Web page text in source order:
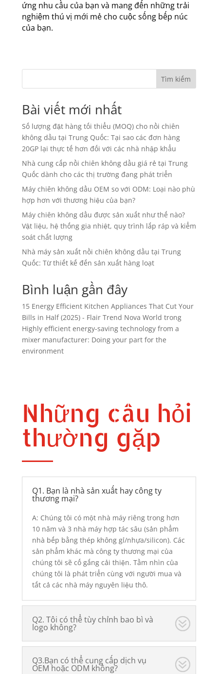
ứng nhu cầu của bạn và mang đến những trải
nghiệm thú vị mới mẻ cho cuộc sống bếp núc
của bạn.
Tìm kiếm
Bài viết mới nhất
Số lượng đặt hàng tối thiểu (MOQ) cho nồi chiên
không dầu tại Trung Quốc: Tại sao các đơn hàng
20GP lại thực tế hơn đối với các nhà nhập khẩu
Nhà cung cấp nồi chiên không dầu giá rẻ tại Trung
Quốc dành cho các thị trường đang phát triển
Máy chiên không dầu OEM so với ODM: Loại nào phù
hợp hơn với thương hiệu của bạn?
Máy chiên không dầu được sản xuất như thế nào?
Vật liệu, hệ thống gia nhiệt, quy trình lắp ráp và kiểm
soát chất lượng
Nhà máy sản xuất nồi chiên không dầu tại Trung
Quốc: Từ thiết kế đến sản xuất hàng loạt
Bình luận gần đây
15 Energy Efficient Kitchen Appliances That Cut Your
Bills in Half (2025) - Flair Trend Nova World trong
Highly efficient energy-saving technology from a
mixer manufacturer: Doing your part for the
environment
Những câu hỏi
thường gặp
Q1. Bạn là nhà sản xuất hay công ty
thương mại?
A: Chúng tôi có một nhà máy riêng trong hơn
10 năm và 3 nhà máy hợp tác sâu (sản phẩm
nhà bếp bằng thép không gỉ/nhựa/silicon). Các
sản phẩm khác mà công ty thương mại của
chúng tôi sẽ cố gắng cải thiện. Tầm nhìn của
chúng tôi là phát triển cùng với người mua và
tất cả các nhà máy nguyên liệu thô.
Q2. Tôi có thể tùy chỉnh bao bì và
logo không?
Q3.Bạn có thể cung cấp dịch vụ
OEM hoặc ODM không?